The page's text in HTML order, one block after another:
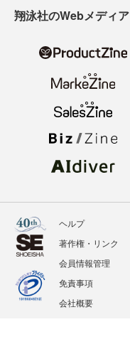
翔泳社のWebメディア
ヘルプ
著作権・リンク
会員情報管理
免責事項
会社概要